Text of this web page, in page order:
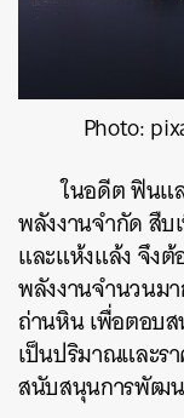
Photo:
ในอดีต ฟินแ
พลังงานจำกัด สืบ
และแห้งแล้ง จึงต้
พลังงานจำนวนม
ถ่านหิน เพื่อตอบ
เป็นปริมาณและร
สนับสนุนการพัฒน